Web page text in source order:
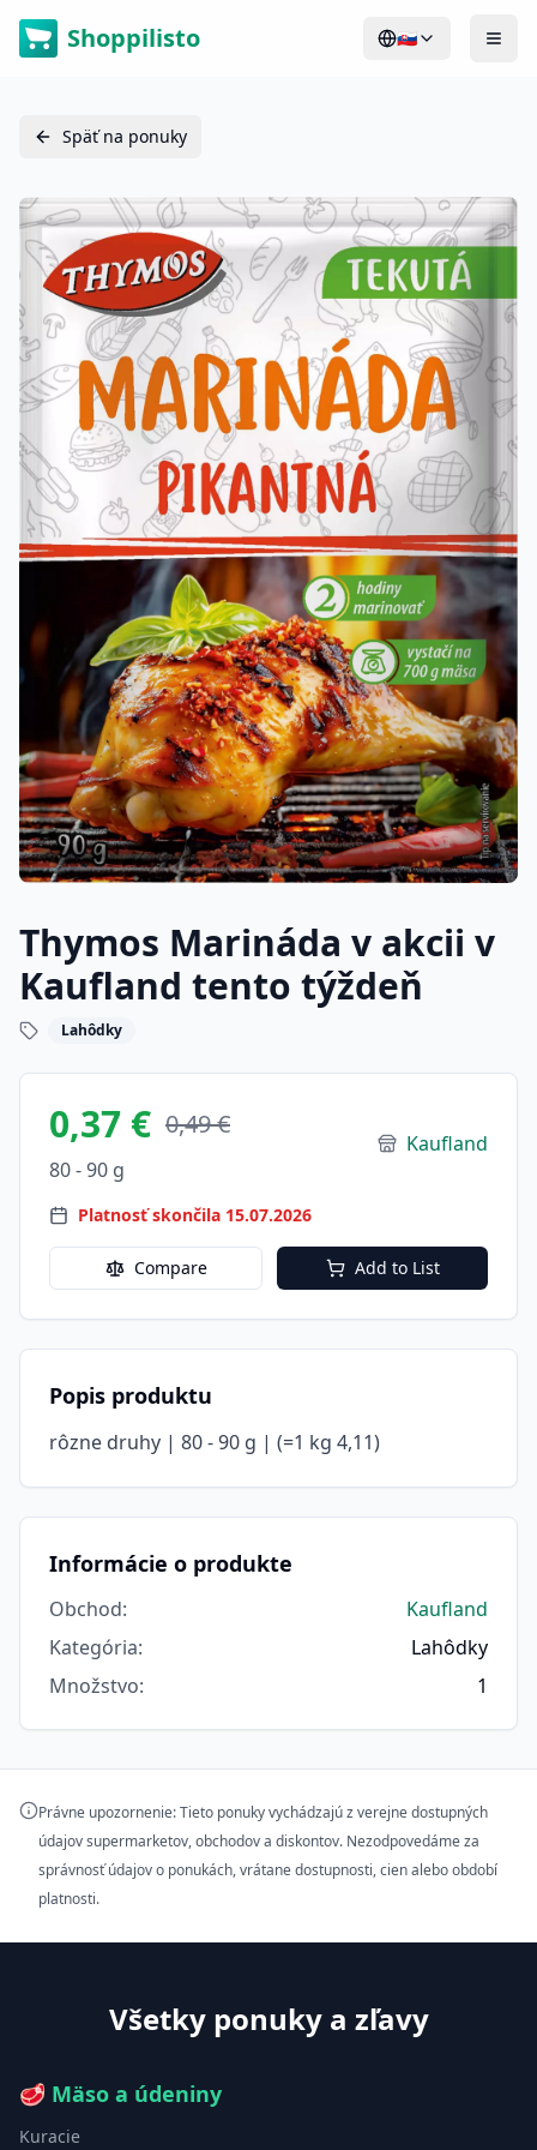
Shoppilisto 🇸🇰
Späť na ponuky
Thymos Marináda v akcii v
Kaufland tento týždeň
Lahôdky
0,37 € 0,49 €
80 - 90 g
Kaufland
Platnosť skončila 15.07.2026
Compare Add to List
Popis produktu
rôzne druhy | 80 - 90 g | (=1 kg 4,11)
Informácie o produkte
Obchod:
Kaufland
Kategória:
Lahôdky
Množstvo: 1
Právne upozornenie: Tieto ponuky vychádzajú z verejne dostupných
údajov supermarketov, obchodov a diskontov. Nezodpovedáme za
správnosť údajov o ponukách, vrátane dostupnosti, cien alebo období
platnosti.
Všetky ponuky a zľavy
🥩 Mäso a údeniny
Kuracie